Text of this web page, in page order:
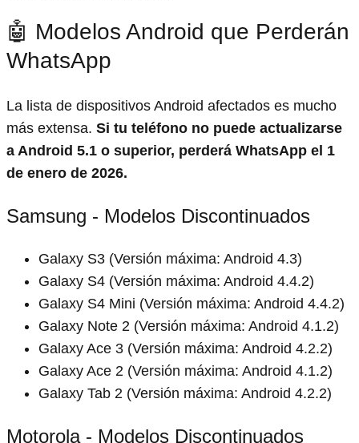
🤖 Modelos Android que Perderán
WhatsApp
La lista de dispositivos Android afectados es mucho
más extensa. Si tu teléfono no puede actualizarse
a Android 5.1 o superior, perderá WhatsApp el 1
de enero de 2026.
Samsung - Modelos Discontinuados
Galaxy S3 (Versión máxima: Android 4.3)
Galaxy S4 (Versión máxima: Android 4.4.2)
Galaxy S4 Mini (Versión máxima: Android 4.4.2)
Galaxy Note 2 (Versión máxima: Android 4.1.2)
Galaxy Ace 3 (Versión máxima: Android 4.2.2)
Galaxy Ace 2 (Versión máxima: Android 4.1.2)
Galaxy Tab 2 (Versión máxima: Android 4.2.2)
Motorola - Modelos Discontinuados